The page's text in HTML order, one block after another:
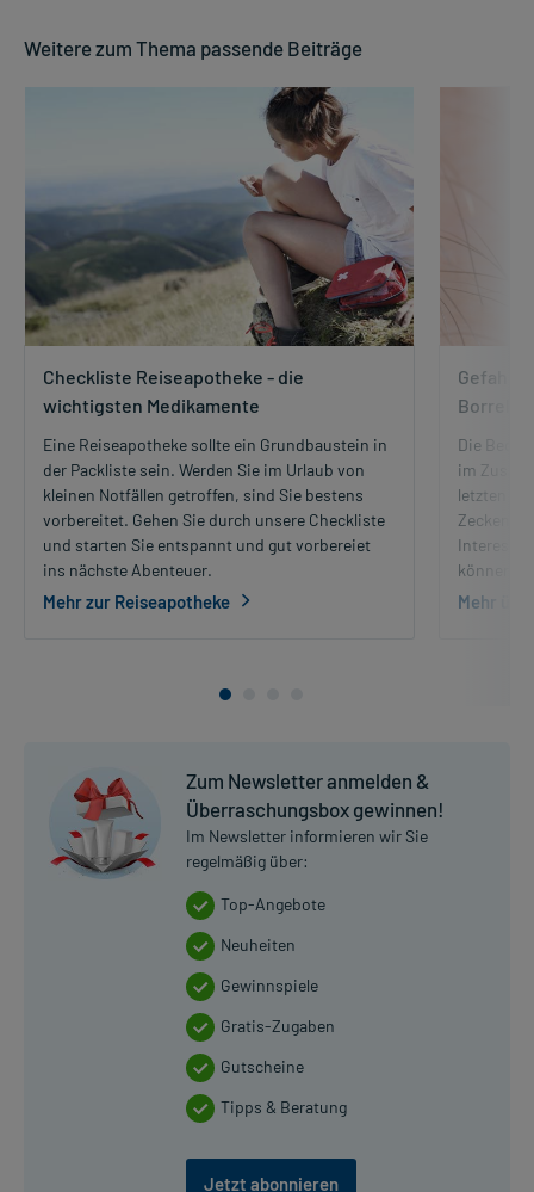
Weitere zum Thema passende Beiträge
Checkliste Reiseapotheke - die
wichtigsten Medikamente
Eine Reiseapotheke sollte ein Grundbaustein in
der Packliste sein. Werden Sie im Urlaub von
kleinen Notfällen getroffen, sind Sie bestens
vorbereitet. Gehen Sie durch unsere Checkliste
und starten Sie entspannt und gut vorbereiet
ins nächste Abenteuer.
Mehr zur Reiseapotheke
Gefahr
Die
im
letzten
Zecken
können,
Mehr
Zum Newsletter anmelden &
Überraschungsbox gewinnen!
Im Newsletter informieren wir Sie
regelmäßig über:
Top-Angebote
Neuheiten
Gewinnspiele
Gratis-Zugaben
Gutscheine
Tipps & Beratung
Jetzt abonnieren